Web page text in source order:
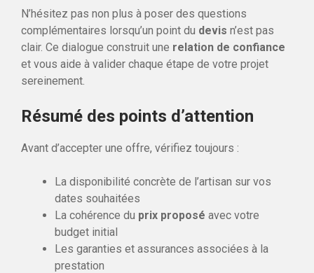
N’hésitez pas non plus à poser des questions
complémentaires lorsqu’un point du devis n’est pas
clair. Ce dialogue construit une relation de confiance
et vous aide à valider chaque étape de votre projet
sereinement.
Résumé des points d’attention
Avant d’accepter une offre, vérifiez toujours :
La disponibilité concrète de l’artisan sur vos
dates souhaitées
La cohérence du prix proposé avec votre
budget initial
Les garanties et assurances associées à la
prestation